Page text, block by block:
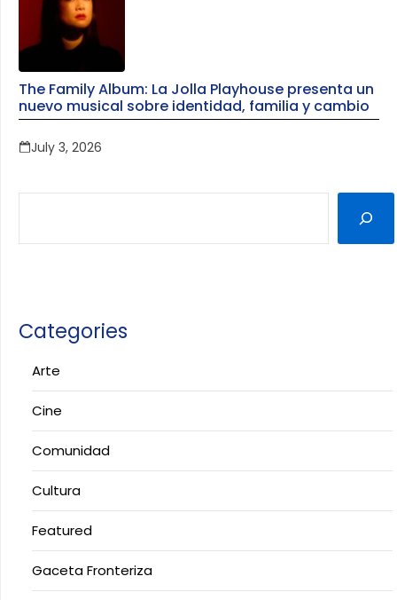
The Family Album: La Jolla Playhouse presenta un
nuevo musical sobre identidad, familia y cambio
July 3, 2026
Categories
Arte
Cine
Comunidad
Cultura
Featured
Gaceta Fronteriza